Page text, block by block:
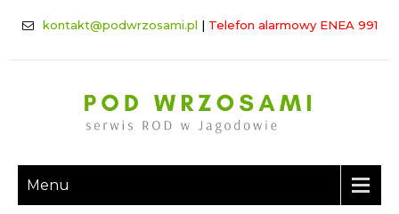
kontakt@podwrzosami.pl | Telefon alarmowy ENEA 991
Menu